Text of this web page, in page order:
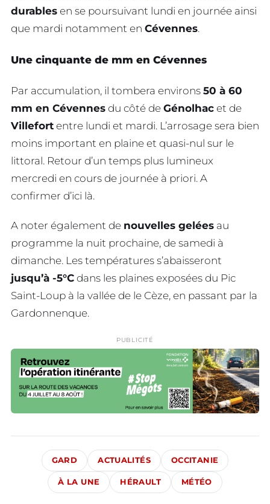
durables en se poursuivant lundi en journée ainsi
que mardi notamment en Cévennes.
Une cinquante de mm en Cévennes
Par accumulation, il tombera environs 50 à 60
mm en Cévennes du côté de Génolhac et de
Villefort entre lundi et mardi. L’arrosage sera bien
moins important en plaine et quasi-nul sur le
littoral. Retour d’un temps plus lumineux
mercredi en cours de journée à priori. A
confirmer d’ici là.
A noter également de nouvelles gelées au
programme la nuit prochaine, de samedi à
dimanche. Les températures s’abaisseront
jusqu’à -5°C dans les plaines exposées du Pic
Saint-Loup à la vallée de le Cèze, en passant par la
Gardonnenque.
PUBLICITÉ
GARD ACTUALITÉS OCCITANIE
À LA UNE HÉRAULT MÉTÉO